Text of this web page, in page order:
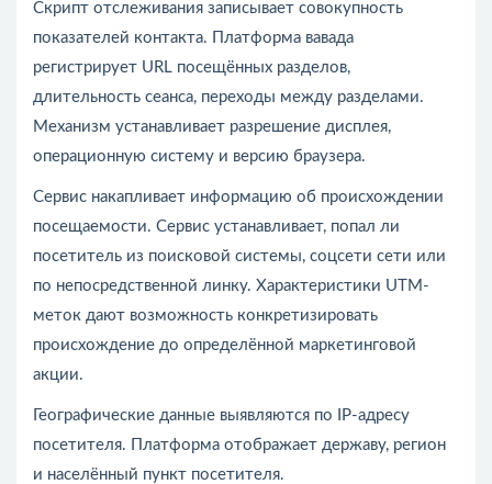
Скрипт отслеживания записывает совокупность
показателей контакта. Платформа вавада
регистрирует URL посещённых разделов,
длительность сеанса, переходы между разделами.
Механизм устанавливает разрешение дисплея,
операционную систему и версию браузера.
Сервис накапливает информацию об происхождении
посещаемости. Сервис устанавливает, попал ли
посетитель из поисковой системы, соцсети сети или
по непосредственной линку. Характеристики UTM-
меток дают возможность конкретизировать
происхождение до определённой маркетинговой
акции.
Географические данные выявляются по IP-адресу
посетителя. Платформа отображает державу, регион
и населённый пункт посетителя.